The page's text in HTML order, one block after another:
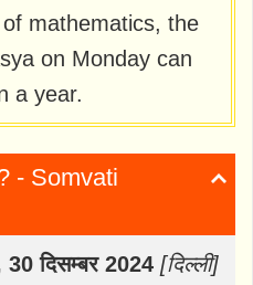
mathematics, the
on Monday can
a year.
- Somvati
30 दिसम्बर 2024 [दिल्ली]